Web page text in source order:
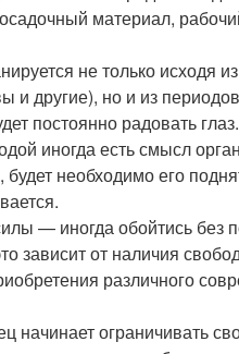
материал,
не только исходя
и другие), но и из
постоянно радовать глаз.
иногда есть смысл
необходимо его
— иногда обойтись без
зависит от наличия
различного
ограничивать